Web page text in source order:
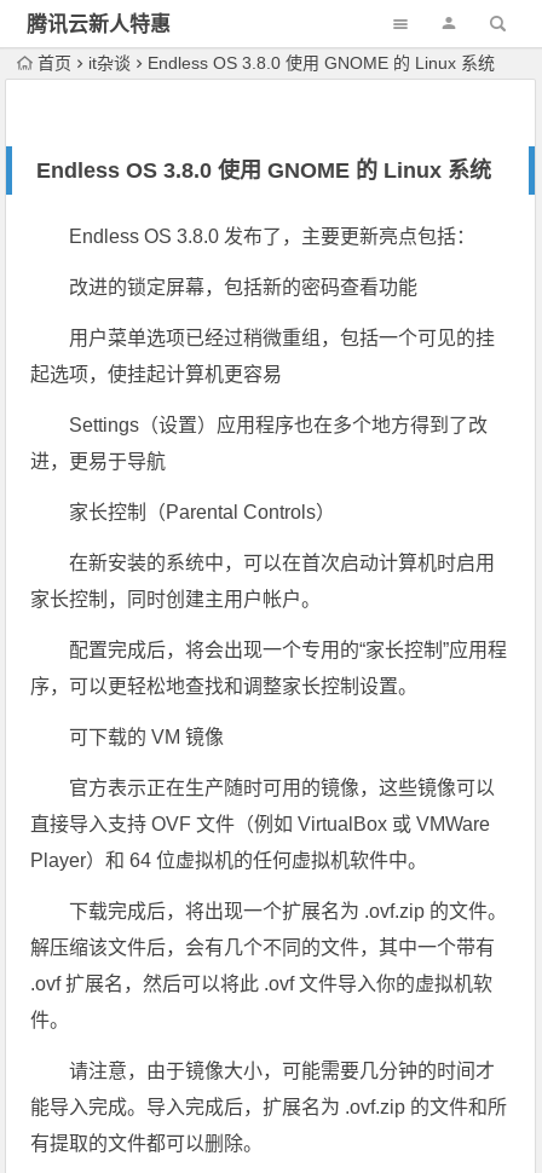
腾讯云新人特惠
首页 it杂谈 Endless OS 3.8.0 使用 GNOME 的 Linux 系统
Endless OS 3.8.0 使用 GNOME 的 Linux 系统
Endless OS 3.8.0 发布了，主要更新亮点包括：
改进的锁定屏幕，包括新的密码查看功能
用户菜单选项已经过稍微重组，包括一个可见的挂
起选项，使挂起计算机更容易
Settings（设置）应用程序也在多个地方得到了改
进，更易于导航
家长控制（Parental Controls）
在新安装的系统中，可以在首次启动计算机时启用
家长控制，同时创建主用户帐户。
配置完成后，将会出现一个专用的“家长控制”应用程
序，可以更轻松地查找和调整家长控制设置。
可下载的 VM 镜像
官方表示正在生产随时可用的镜像，这些镜像可以
直接导入支持 OVF 文件（例如 VirtualBox 或 VMWare
Player）和 64 位虚拟机的任何虚拟机软件中。
下载完成后，将出现一个扩展名为 .ovf.zip 的文件。
解压缩该文件后，会有几个不同的文件，其中一个带有
.ovf 扩展名，然后可以将此 .ovf 文件导入你的虚拟机软
件。
请注意，由于镜像大小，可能需要几分钟的时间才
能导入完成。导入完成后，扩展名为 .ovf.zip 的文件和所
有提取的文件都可以删除。